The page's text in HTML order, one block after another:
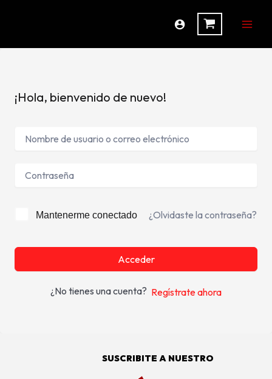
¡Hola, bienvenido de nuevo!
Mantenerme conectado ¿Olvidaste la contraseña?
Acceder
¿No tienes una cuenta? Regístrate ahora
SUSCRIBITE A NUESTRO